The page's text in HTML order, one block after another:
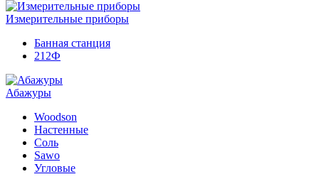
Измерительные приборы
Банная станция
212Ф
Абажуры
Woodson
Настенные
Соль
Sawo
Угловые